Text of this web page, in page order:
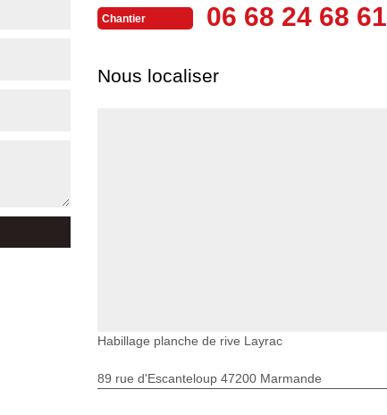
Chantier 06 68 24 68 61
Nous localiser
Habillage planche de rive Layrac
89 rue d'Escanteloup 47200 Marmande